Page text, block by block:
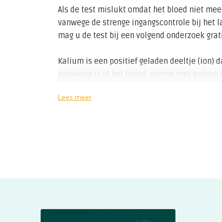
Als de test mislukt omdat het bloed niet
vanwege de strenge ingangscontrole bij het
mag u de test bij een volgend onderzoek
Kalium is een positief geladen deeltje (ion)
aanwezig is in het bloed, samen met
deeltjes/ionen. De elektrolyten houden de
weinig kalium in het bloed zit hebben kleine
Lees meer